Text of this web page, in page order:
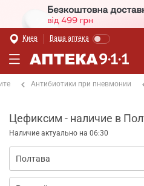
Киев Ваша аптека
Антибиотики при пневмонии
Цефиксим - наличие в
Наличие актуально на 06:30